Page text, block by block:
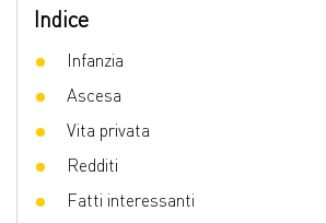
Indice
Infanzia
Ascesa
Vita privata
Redditi
Fatti interessanti